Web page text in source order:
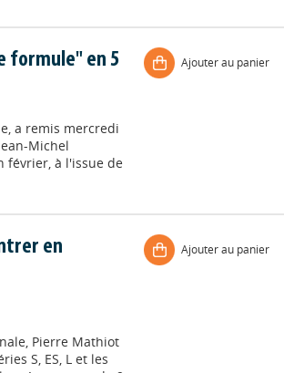
formule" en 5
a remis mercredi
Michel
février, à l'issue de
Ajouter au panier
en
Pierre Mathiot
S, ES, L et les
Ajouter au panier